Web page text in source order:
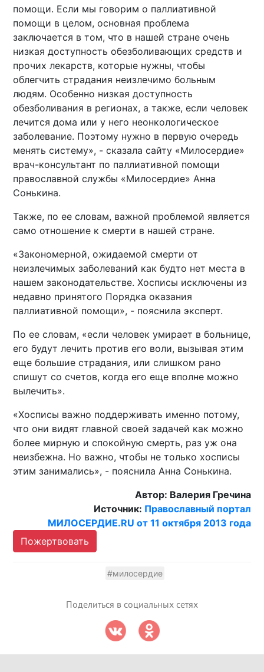
помощи. Если мы говорим о паллиативной
помощи в целом, основная проблема
заключается в том, что в нашей стране очень
низкая доступность обезболивающих средств и
прочих лекарств, которые нужны, чтобы
облегчить страдания неизлечимо больным
людям. Особенно низкая доступность
обезболивания в регионах, а также, если человек
лечится дома или у него неонкологическое
заболевание. Поэтому нужно в первую очередь
менять систему», - сказала сайту «Милосердие»
врач-консультант по паллиативной помощи
православной службы «Милосердие» Анна
Сонькина.
Также, по ее словам, важной проблемой является
само отношение к смерти в нашей стране.
«Закономерной, ожидаемой смерти от
неизлечимых заболеваний как будто нет места в
нашем законодательстве. Хосписы исключены из
недавно принятого Порядка оказания
паллиативной помощи», - пояснила эксперт.
По ее словам, «если человек умирает в больнице,
его будут лечить против его воли, вызывая этим
еще большие страдания, или слишком рано
спишут со счетов, когда его еще вполне можно
вылечить».
«Хосписы важно поддерживать именно потому,
что они видят главной своей задачей как можно
более мирную и спокойную смерть, раз уж она
неизбежна. Но важно, чтобы не только хосписы
этим занимались», - пояснила Анна Сонькина.
Автор: Валерия Гречина
Источник: Православный портал
МИЛОСЕРДИЕ.RU от 11 октября 2013 года
Пожертвовать
#милосердие
Поделиться в социальных сетях